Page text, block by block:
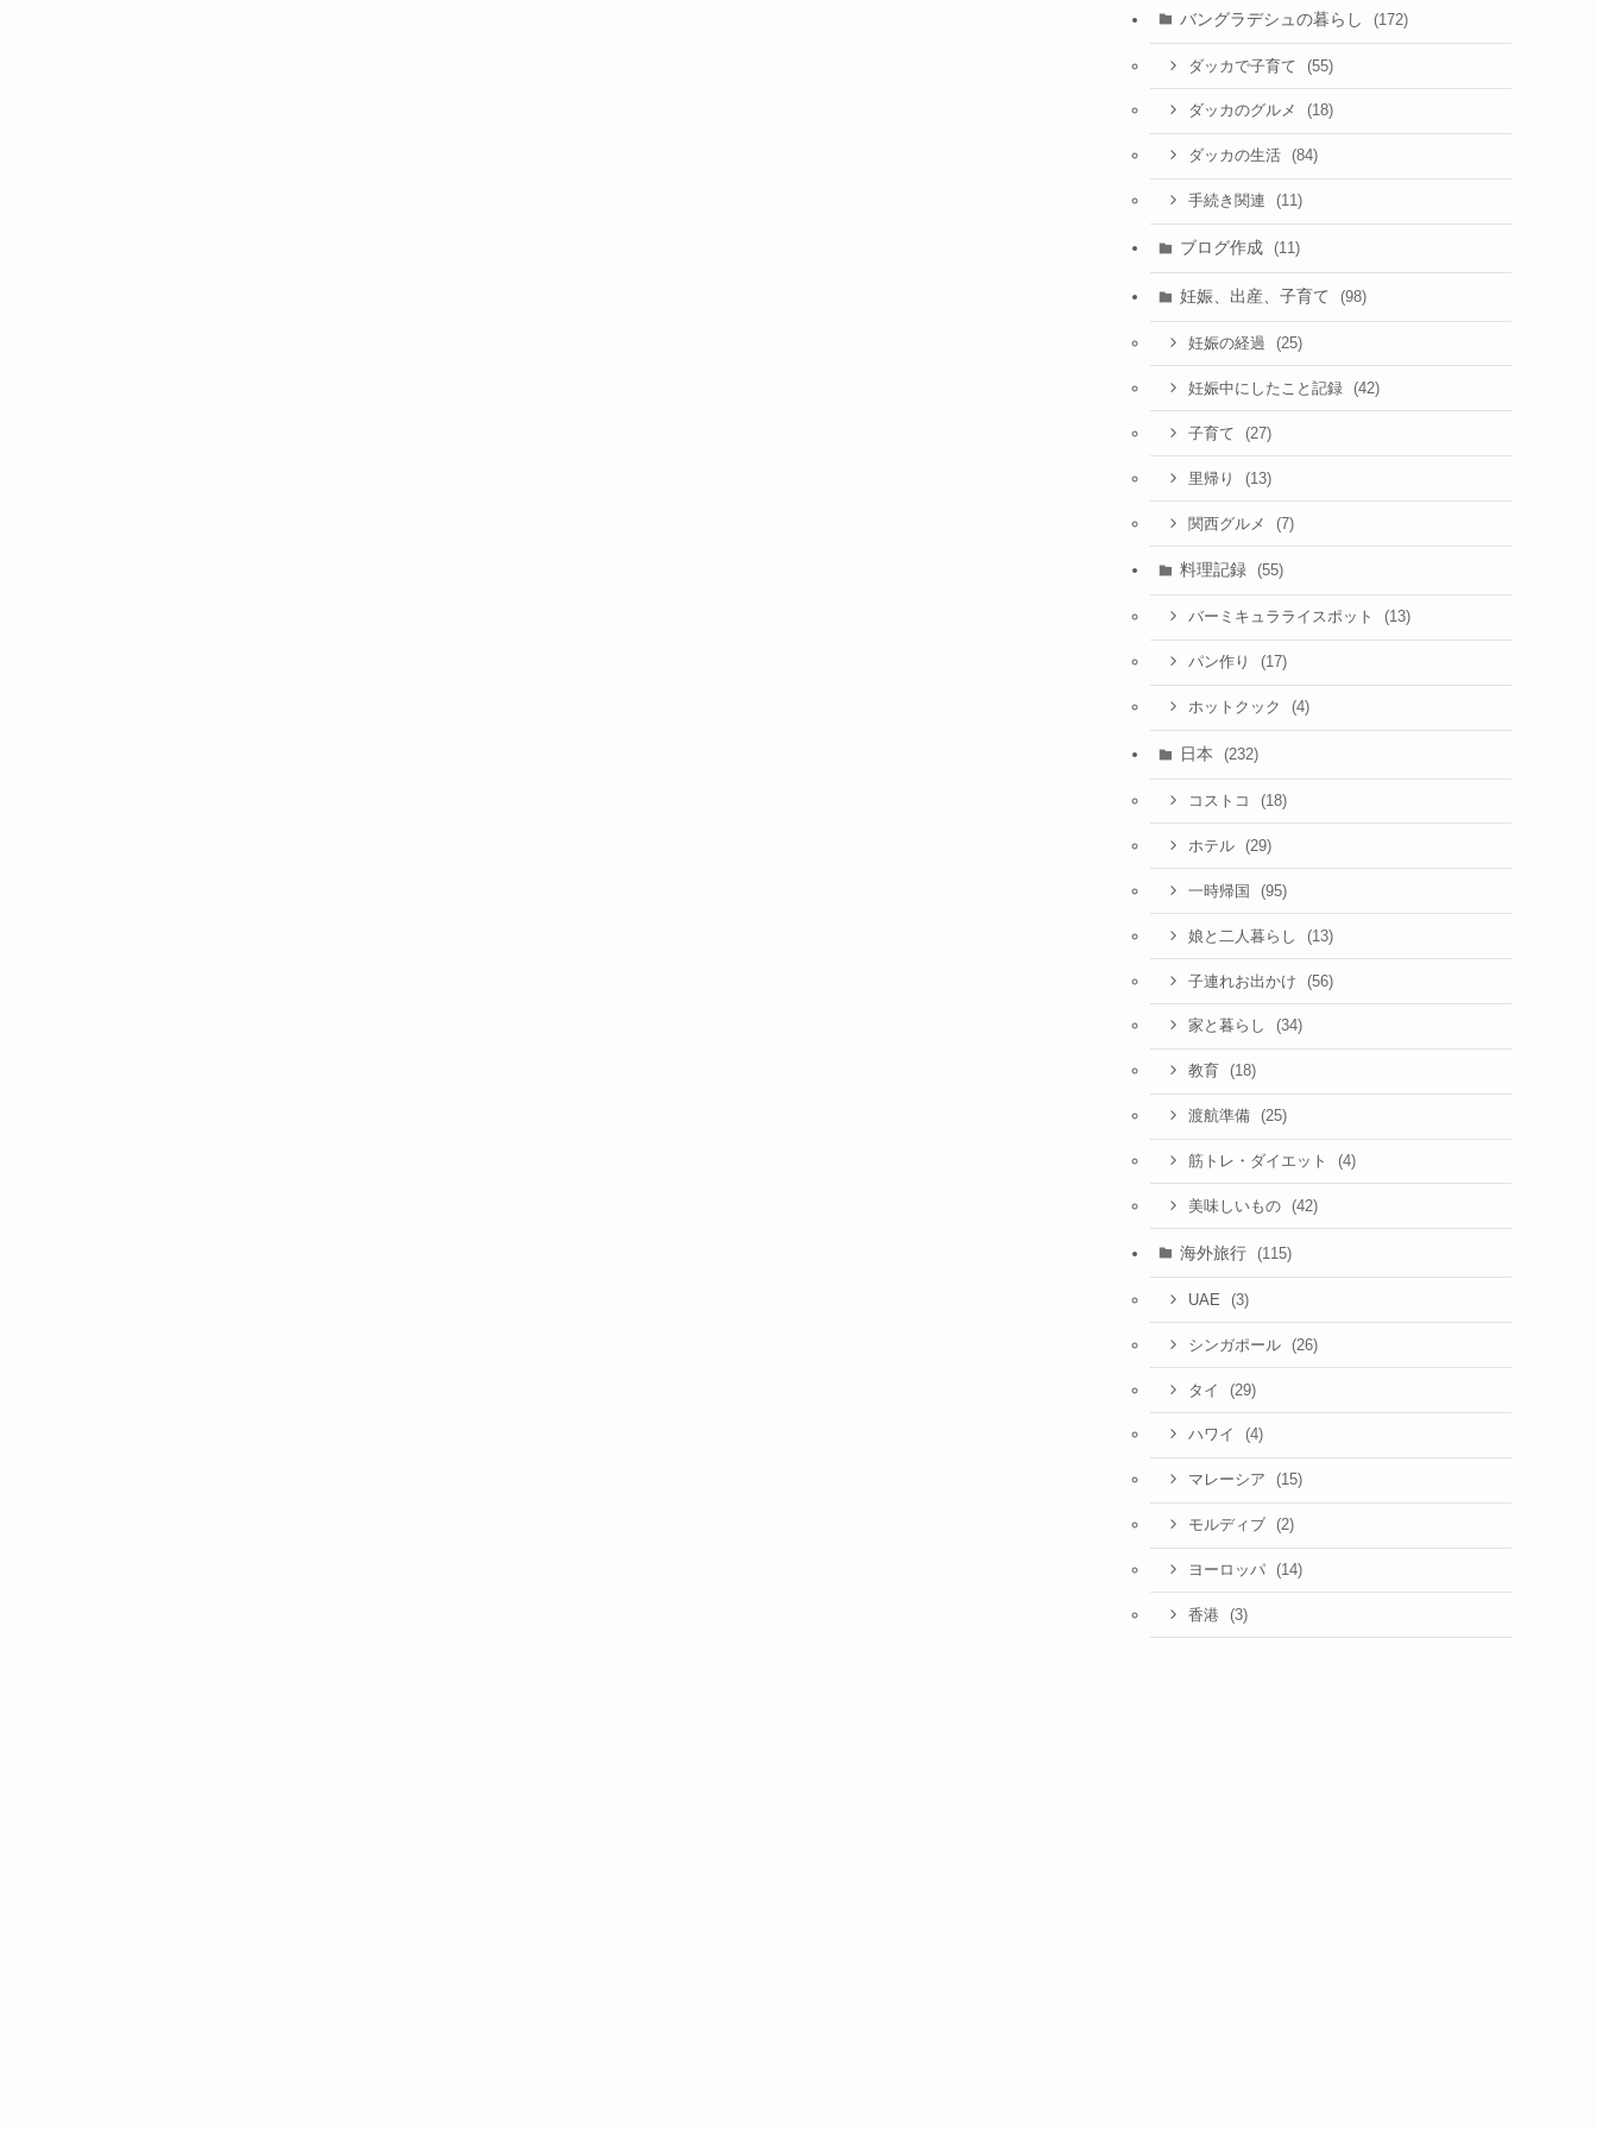
バングラデシュの暮らし (172)
ダッカで子育て (55)
ダッカのグルメ (18)
ダッカの生活 (84)
手続き関連 (11)
ブログ作成 (11)
妊娠、出産、子育て (98)
妊娠の経過 (25)
妊娠中にしたこと記録 (42)
子育て (27)
里帰り (13)
関西グルメ (7)
料理記録 (55)
バーミキュラライスポット (13)
パン作り (17)
ホットクック (4)
日本 (232)
コストコ (18)
ホテル (29)
一時帰国 (95)
娘と二人暮らし (13)
子連れお出かけ (56)
家と暮らし (34)
教育 (18)
渡航準備 (25)
筋トレ・ダイエット (4)
美味しいもの (42)
海外旅行 (115)
UAE (3)
シンガポール (26)
タイ (29)
ハワイ (4)
マレーシア (15)
モルディブ (2)
ヨーロッパ (14)
香港 (3)